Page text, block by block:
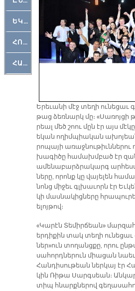
ԵԿԵՂԵՑԱԿԱՆ
ՀՈԳԵՄՏԱՒՈՐ
ՀԱՐԹԱԿ
Ե­րե­ւա­նի մէջ տե­ղի
թաց ձեռ­նարկ մը։
րեալ մեծ շոու մըն էր այս
ե­կան ո­ղիմ­պիա­կան
րո­պա­յի ա­ռաջ­նու­թիւն­նե­րու
խա­գի­ծը հա­մախմ­բած էր
ա­մե­նա­բարձ­րա­կարգ
նե­րը, ո­րոնք կը վա­յե­լեն
նոնց մի­ջեւ գլխա­ւորն էր
կի մաս­նա­կից­նե­րը
ե­լոյ­թով։
«Կա­րէն Տե­միր­ճեան»
եր­դի­քին տակ տե­ղի
ներ»ուն տո­ղանց­քը, ո­րու
սա­հորդ­նե­րուն միա­ցան
Հան­դի­սու­թեան ներ­կայ էր
կին Ռի­թա Սարգ­սեան։
տիպ հնարք­նե­րով